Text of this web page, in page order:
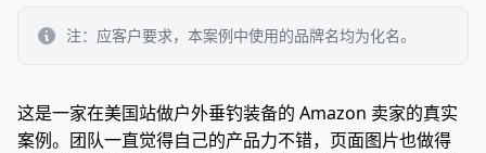
注：应客户要求，本案例中使用的品牌名均为化名。
这是一家在美国站做户外垂钓装备的 Amazon 卖家的真实
案例。团队一直觉得自己的产品力不错，页面图片也做得